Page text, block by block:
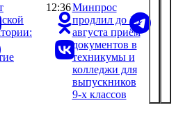
12:36Минпрос
продлил до 15
августа приём
документов в
техникумы и
колледжи для
выпускников
9-х классов